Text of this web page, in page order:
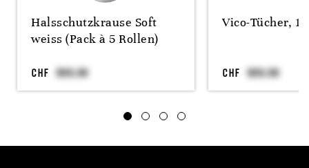
Halsschutzkrause Soft
weiss (Pack à 5 Rollen)
CHF
Vico-Tücher,
CHF